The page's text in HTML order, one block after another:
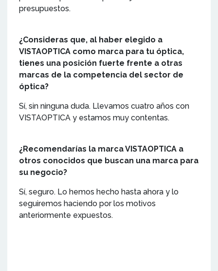
presupuestos.
¿Consideras que, al haber elegido a
VISTAOPTICA como marca para tu óptica,
tienes una posición fuerte frente a otras
marcas de la competencia del sector de
óptica?
Sí, sin ninguna duda. Llevamos cuatro años con
VISTAOPTICA y estamos muy contentas.
¿Recomendarías la marca VISTAOPTICA a
otros conocidos que buscan una marca para
su negocio?
Sí, seguro. Lo hemos hecho hasta ahora y lo
seguiremos haciendo por los motivos
anteriormente expuestos.